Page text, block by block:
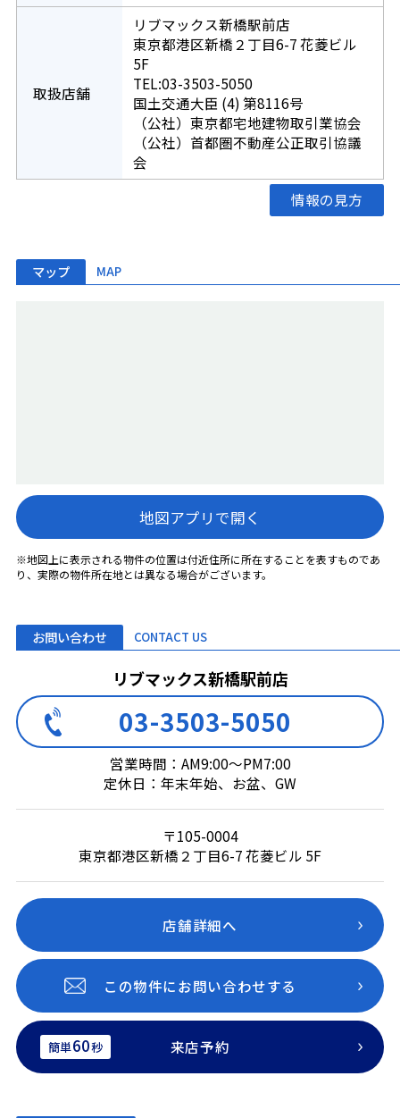
取扱店舗
リブマックス新橋駅前店
東京都港区新橋２丁目6-7 花菱ビル
5F
TEL:03-3503-5050
国土交通大臣 (4) 第8116号
（公社）東京都宅地建物取引業協会
（公社）首都圏不動産公正取引協議
会
情報の見方
マップ MAP
地図アプリで開く
※地図上に表示される物件の位置は付近住所に所在することを表すものであ
り、実際の物件所在地とは異なる場合がございます。
お問い合わせ CONTACT US
リブマックス新橋駅前店
03-3503-5050
営業時間：AM9:00～PM7:00
定休日：年末年始、お盆、GW
〒105-0004
東京都港区新橋２丁目6-7 花菱ビル 5F
店舗詳細へ
この物件にお問い合わせする
簡単60秒 来店予約